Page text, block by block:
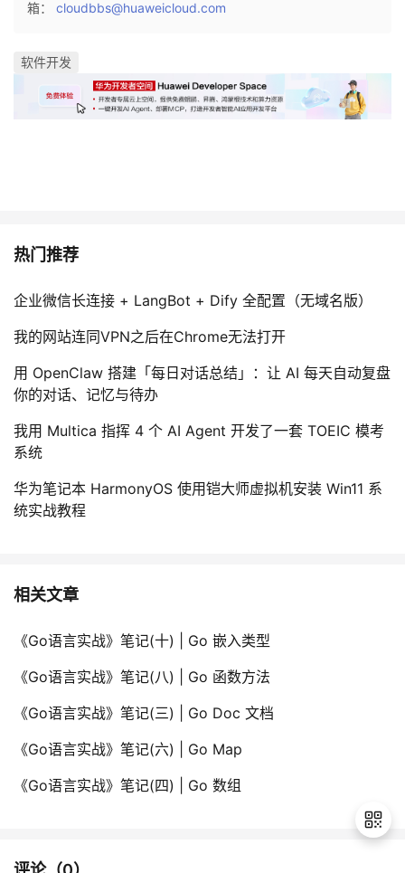
箱： cloudbbs@huaweicloud.com
软件开发
热门推荐
企业微信长连接 + LangBot + Dify 全配置（无域名版）
我的网站连同VPN之后在Chrome无法打开
用 OpenClaw 搭建「每日对话总结」：让 AI 每天自动复盘
你的对话、记忆与待办
我用 Multica 指挥 4 个 AI Agent 开发了一套 TOEIC 模考
系统
华为笔记本 HarmonyOS 使用铠大师虚拟机安装 Win11 系
统实战教程
相关文章
《Go语言实战》笔记(十) | Go 嵌入类型
《Go语言实战》笔记(八) | Go 函数方法
《Go语言实战》笔记(三) | Go Doc 文档
《Go语言实战》笔记(六) | Go Map
《Go语言实战》笔记(四) | Go 数组